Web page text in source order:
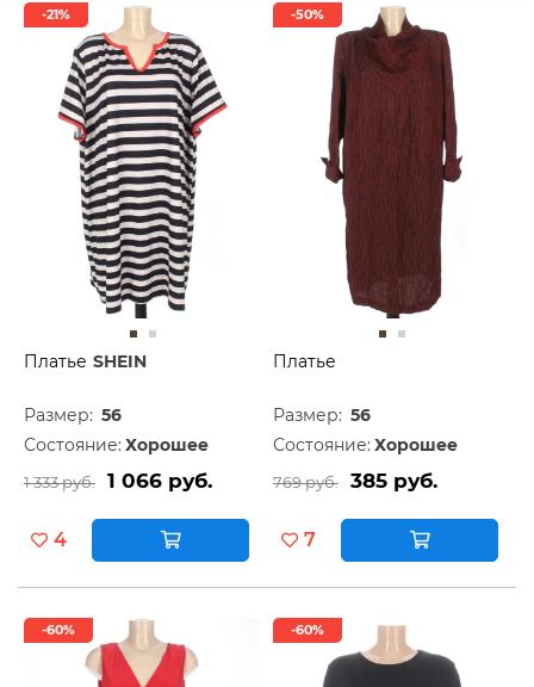
-21%
Платье SHEIN
Размер: 56
Состояние: Хорошее
1 333 руб. 1 066 руб.
4
-50%
Платье
Размер: 56
Состояние: Хорошее
769 руб. 385 руб.
7
-60% -60%